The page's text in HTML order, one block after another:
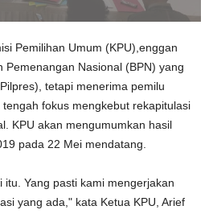
Pemilihan Umum (KPU),enggan
Pemenangan Nasional (BPN) yang
tetapi menerima pemilu
fokus mengkebut rekapitulasi
KPU akan mengumumkan hasil
pada 22 Mei mendatang.
Yang pasti kami mengerjakan
yang ada," kata Ketua KPU, Arief